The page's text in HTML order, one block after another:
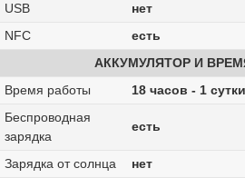
USB
нет
NFC
есть
АККУМУЛЯТОР И
Время работы
18 часов - 1
Беспроводная
зарядка
есть
Зарядка от солнца
нет